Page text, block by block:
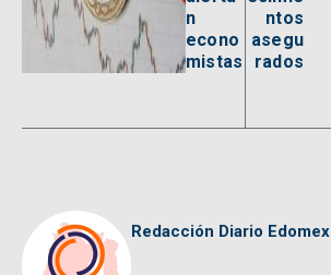
n
econo
mistas
ntos
asegu
rados
Redacción Diario Edomex